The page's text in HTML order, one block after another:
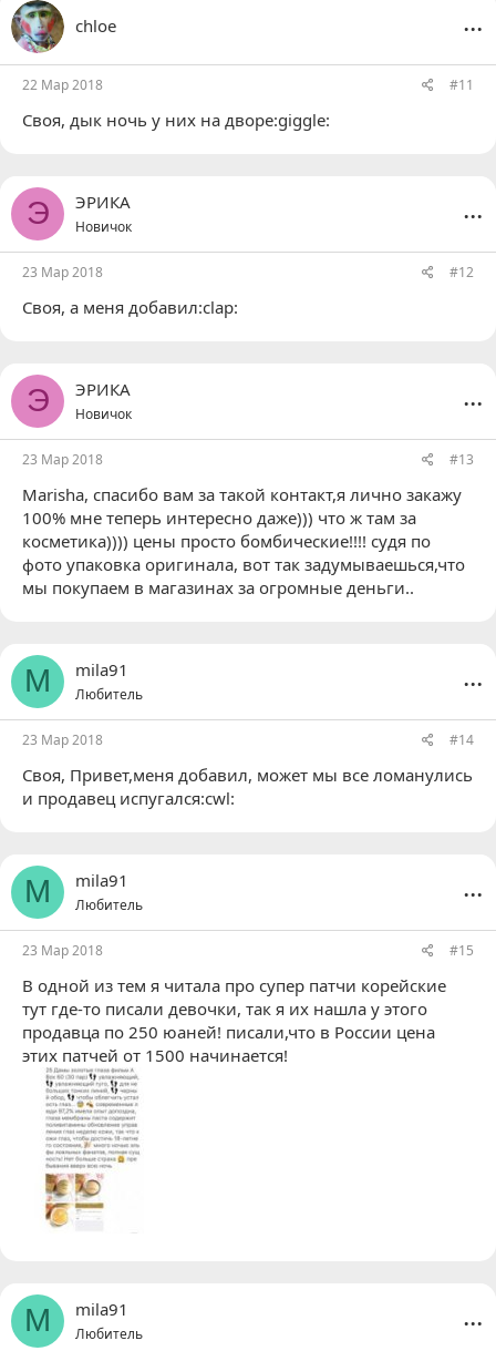
chloe ...
22 Мар 2018 #11
Своя, дык ночь у них на дворе:giggle:
Э ЭРИКА
Новичок
...
23 Мар 2018 #12
Своя, а меня добавил:clap:
Э ЭРИКА
Новичок
...
23 Мар 2018 #13
Marisha, спасибо вам за такой контакт,я лично закажу
100% мне теперь интересно даже))) что ж там за
косметика)))) цены просто бомбические!!!! судя по
фото упаковка оригинала, вот так задумываешься,что
мы покупаем в магазинах за огромные деньги..
M mila91
Любитель
...
23 Мар 2018 #14
Своя, Привет,меня добавил, может мы все ломанулись
и продавец испугался:cwl:
M mila91
Любитель
...
23 Мар 2018 #15
В одной из тем я читала про супер патчи корейские
тут где-то писали девочки, так я их нашла у этого
продавца по 250 юаней! писали,что в России цена
этих патчей от 1500 начинается!
M mila91
Любитель
...